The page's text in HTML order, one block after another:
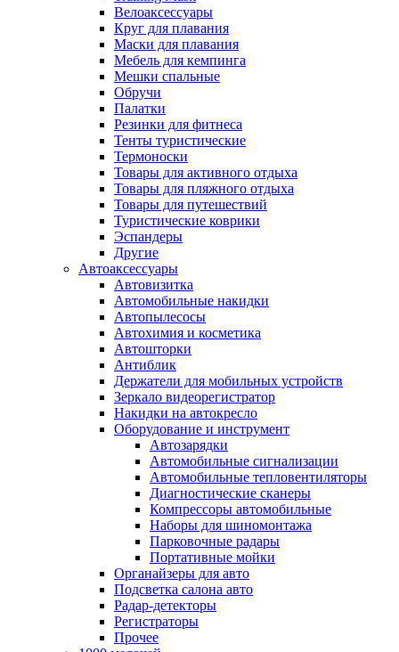
Велоаксессуары
Круг для плавания
Маски для плавания
Мебель для кемпинга
Мешки спальные
Обручи
Палатки
Резинки для фитнеса
Тенты туристические
Термоноски
Товары для активного отдыха
Товары для пляжного отдыха
Товары для путешествий
Туристические коврики
Эспандеры
Другие
Автоаксессуары
Автовизитка
Автомобильные накидки
Автопылесосы
Автохимия и косметика
Автошторки
Антиблик
Держатели для мобильных устройств
Зеркало видеорегистратор
Накидки на автокресло
Оборудование и инструмент
Автозарядки
Автомобильные сигнализации
Автомобильные тепловентиляторы
Диагностические сканеры
Компрессоры автомобильные
Наборы для шиномонтажа
Парковочные радары
Портативные мойки
Органайзеры для авто
Подсветка салона авто
Радар-детекторы
Регистраторы
Прочее